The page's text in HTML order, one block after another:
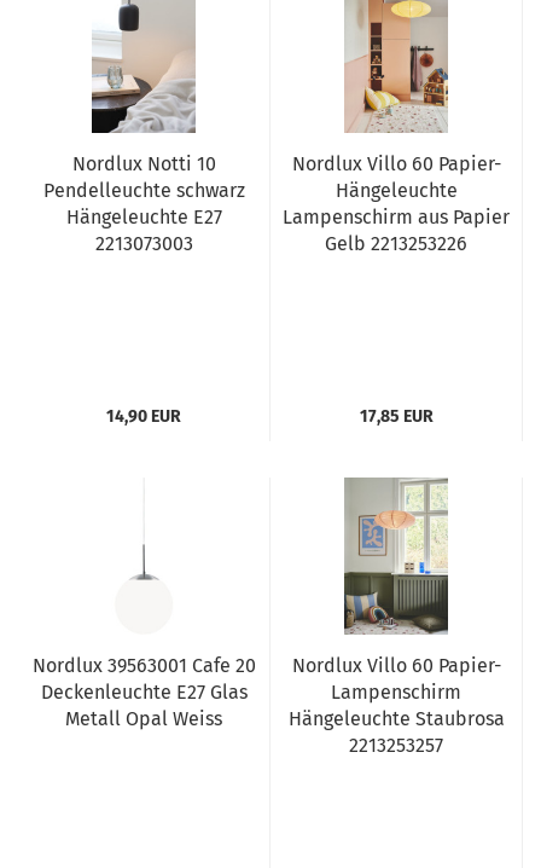
Nordlux Notti 10
Pendelleuchte schwarz
Hängeleuchte E27
2213073003
14,90 EUR
Nordlux Villo 60 Papier-
Hängeleuchte
Lampenschirm aus Papier
Gelb 2213253226
17,85 EUR
Nordlux 39563001 Cafe 20
Deckenleuchte E27 Glas
Metall Opal Weiss
Nordlux Villo 60 Papier-
Lampenschirm
Hängeleuchte Staubrosa
2213253257